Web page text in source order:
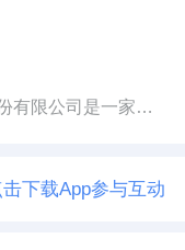
苏州扬子江新型材料股份有限公司是一家专业从事功能型有机涂层板及其基板研发、生产和销售的江苏省高新技术企业。
击下载App参与互动